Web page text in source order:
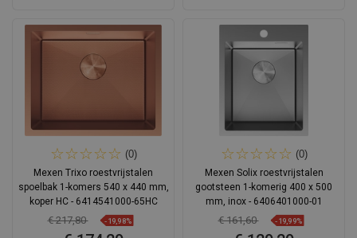
In winkelwagen In winkelwagen
Favoriet
(0)
Mexen Trixo roestvrijstalen
spoelbak 1-komers 540 x 440 mm,
koper HC - 6414541000-65HC
€ 217,80 -19,98%
(0)
Mexen Solix roestvrijstalen
gootsteen 1-komerig 400 x 500
mm, inox - 6406401000-01
€ 161,60 -19,99%